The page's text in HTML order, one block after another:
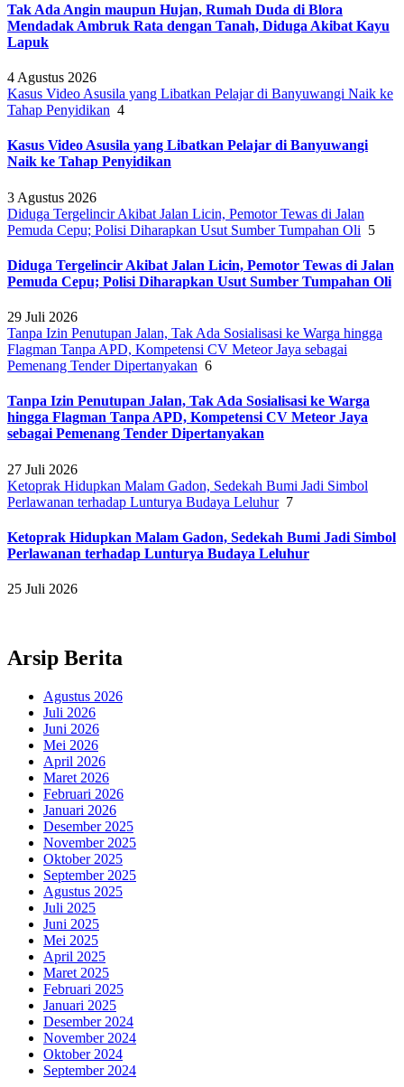
Tak Ada Angin maupun Hujan, Rumah Duda di Blora
Mendadak Ambruk Rata dengan Tanah, Diduga Akibat Kayu
Lapuk
4 Agustus 2026
Kasus Video Asusila yang Libatkan Pelajar di Banyuwangi Naik ke
Tahap Penyidikan 4
Kasus Video Asusila yang Libatkan Pelajar di Banyuwangi
Naik ke Tahap Penyidikan
3 Agustus 2026
Diduga Tergelincir Akibat Jalan Licin, Pemotor Tewas di Jalan
Pemuda Cepu; Polisi Diharapkan Usut Sumber Tumpahan Oli 5
Diduga Tergelincir Akibat Jalan Licin, Pemotor Tewas di Jalan
Pemuda Cepu; Polisi Diharapkan Usut Sumber Tumpahan Oli
29 Juli 2026
Tanpa Izin Penutupan Jalan, Tak Ada Sosialisasi ke Warga hingga
Flagman Tanpa APD, Kompetensi CV Meteor Jaya sebagai
Pemenang Tender Dipertanyakan 6
Tanpa Izin Penutupan Jalan, Tak Ada Sosialisasi ke Warga
hingga Flagman Tanpa APD, Kompetensi CV Meteor Jaya
sebagai Pemenang Tender Dipertanyakan
27 Juli 2026
Ketoprak Hidupkan Malam Gadon, Sedekah Bumi Jadi Simbol
Perlawanan terhadap Lunturya Budaya Leluhur 7
Ketoprak Hidupkan Malam Gadon, Sedekah Bumi Jadi Simbol
Perlawanan terhadap Lunturya Budaya Leluhur
25 Juli 2026
Arsip Berita
Agustus 2026
Juli 2026
Juni 2026
Mei 2026
April 2026
Maret 2026
Februari 2026
Januari 2026
Desember 2025
November 2025
Oktober 2025
September 2025
Agustus 2025
Juli 2025
Juni 2025
Mei 2025
April 2025
Maret 2025
Februari 2025
Januari 2025
Desember 2024
November 2024
Oktober 2024
September 2024